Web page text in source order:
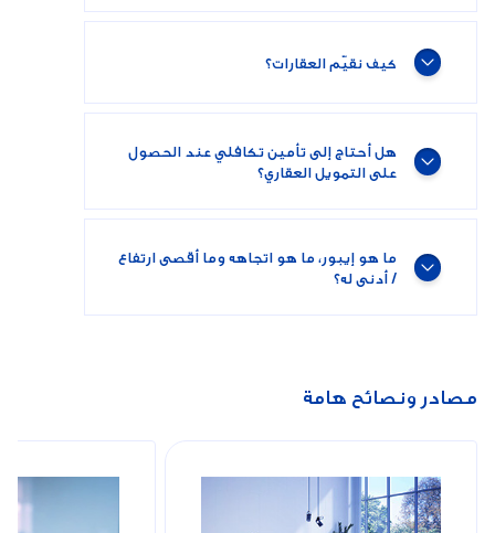
كيف نقيّم العقارات؟
هل أحتاج إلى تأمين تكافلي عند الحصول
على التمويل العقاري؟
ما هو إيبور، ما هو اتجاهه وما أقصى ارتفاع
/ أدنى له؟
مصادر ونصائح هامة